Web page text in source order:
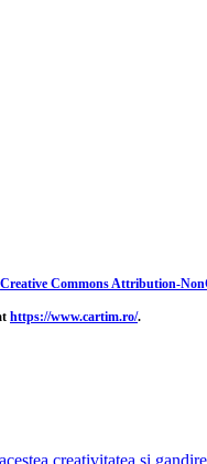
Creative Commons Attribution-
https://www.cartim.ro/.